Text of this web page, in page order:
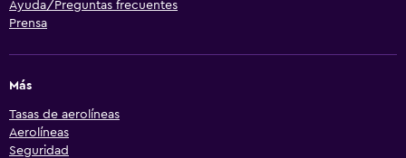
Ayuda/Preguntas frecuentes
Prensa
Más
Tasas de aerolíneas
Aerolíneas
Seguridad